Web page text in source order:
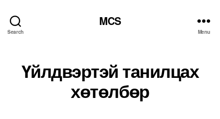
Search
MCS
Menu
Үйлдвэртэй танилцах
хөтөлбөр